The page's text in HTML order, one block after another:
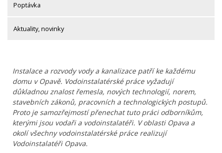
Poptávka
Aktuality, novinky
Instalace a rozvody vody a kanalizace patří ke každému
domu v Opavě. Vodoinstalatérské práce vyžadují
důkladnou znalost řemesla, nových technologií, norem,
stavebních zákonů, pracovních a technologických postupů.
Proto je samozřejmostí přenechat tuto práci odborníkům,
kterými jsou vodaři a vodoinstalatéři. V oblasti Opava a
okolí všechny vodoinstalatérské práce realizují
Vodoinstalatéři Opava.